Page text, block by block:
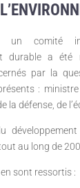
un comité
durable a
par la
:
la défense, de
au long de
sont ressortis :